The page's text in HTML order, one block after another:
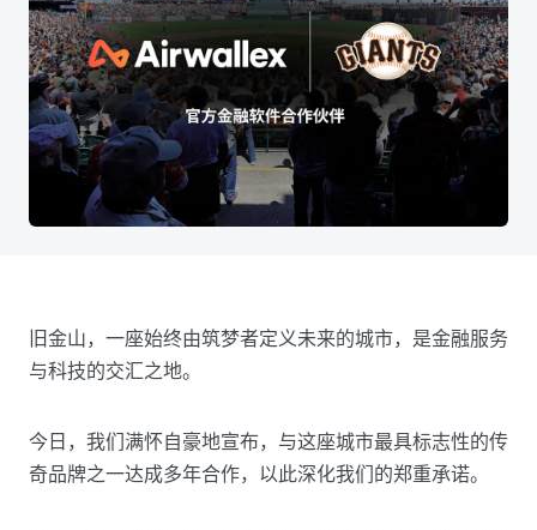
旧金山，一座始终由筑梦者定义未来的城市，是金融服务
与科技的交汇之地。
今日，我们满怀自豪地宣布，与这座城市最具标志性的传
奇品牌之一达成多年合作，以此深化我们的郑重承诺。